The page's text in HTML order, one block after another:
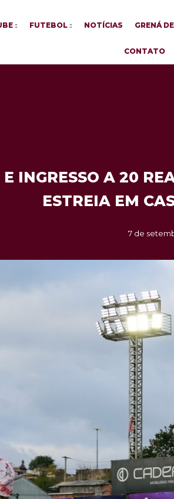
FUTEBOL NOTÍCIAS GRENÁ
CONTATO
E INGRESSO A 20
ESTREIA EM
7 de